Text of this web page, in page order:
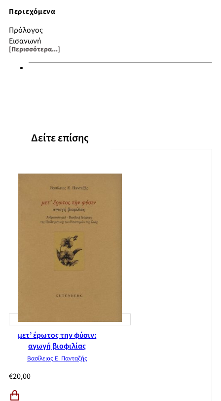
Περιεχόμενα
Πρόλογος
Εισαγωγή
Ξηρασίες: Φυσικές, κοινωνικές και τεχνολογικές πτυχές της
ξηρασίας – Το παράδειγμα της Αθήνας, Οι ξηρασίες και οι
τρωτότητας: Η στροφή από τις φυσικές στις συστημικές και
οργανωτικές της διαστάσεις, Ο σεισμικός κίνδυνος και ο
Instanbul
επεισόδια στο νομό Αττικής, η φύση ή ο άνθρωπος; Οι
περιπτώσεις των λεκανών του Κηφισού ποταμού και του
Μεγάλου Ρέματος της Ραφήνας, Η εκ των προτέρων και εκ
των υστέρων τρωτότητα στις ποτάμιες πλημμύρες: Η
περίπτωση της πλημμύρας του Αυγούστου του 2002 στην
περιφέρεια της Δρέσδης στη Γερμανία
Τεχνολογικά ατυχήματα: Τεχνολογικά ατυχήματα μεγάλης
έκτασης και η οδηγία SEVESO II
[Περισσότερα...]
Δείτε επίσης
μετ’ έρωτος την φύσιν:
αγωγή βιοφιλίας
Βασίλειος Ε. Πανταζής
€20,00